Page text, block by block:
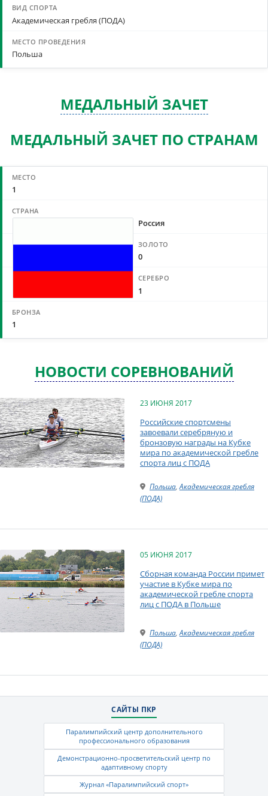
Академическая гребля (ПОДА)
Польша
МЕДАЛЬНЫЙ ЗАЧЕТ
МЕДАЛЬНЫЙ ЗАЧЕТ ПО СТРАНАМ
1
Россия
0
1
1
НОВОСТИ СОРЕВНОВАНИЙ
23 ИЮНЯ 2017
Российские спортсмены
завоевали серебряную и
бронзовую награды на Кубке
мира по академической гребле
спорта лиц с ПОДА
Польша,Академическая гребля
(ПОДА)
05 ИЮНЯ 2017
Сборная команда России примет
участие в Кубке мира по
академической гребле спорта
лиц с ПОДА в Польше
Польша,Академическая гребля
(ПОДА)
САЙТЫ ПКР
Паралимпийский центр дополнительного
профессионального образования
Демонстрационно-просветительский центр по
адаптивному спорту
Журнал «Паралимпийский спорт»